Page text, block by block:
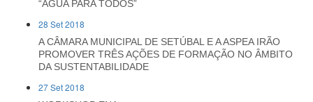
“ÁGUA PARA TODOS”
28 Set 2018
A CÂMARA MUNICIPAL DE SETÚBAL E A ASPEA IRÃO
PROMOVER TRÊS AÇÕES DE FORMAÇÃO NO ÂMBITO
DA SUSTENTABILIDADE
27 Set 2018